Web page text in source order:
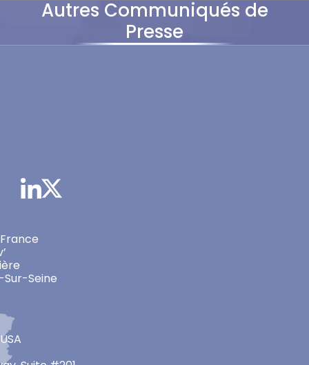
Autres Communiqués de
Presse
France
Seine